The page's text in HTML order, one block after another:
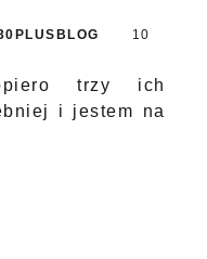
10
trzy ich
i jestem na